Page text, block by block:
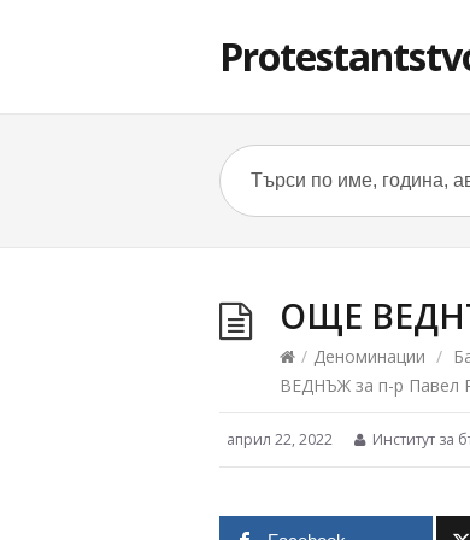
ОЩЕ
/ Деноминации /
ВЕДНЪЖ за п-р Павел
април 22, 2022 Институт за